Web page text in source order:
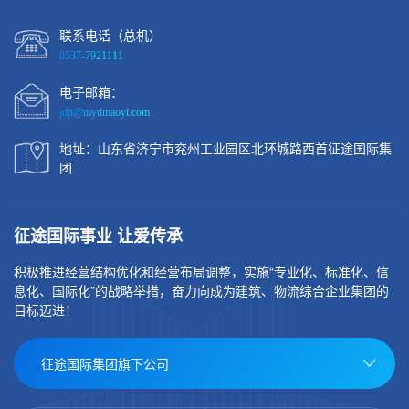
联系电话（总机）
0537-7921111
电子邮箱：
jdjt@mydmaoyi.com
地址：山东省济宁市兖州工业园区北环城路西首征途国际集
团
征途国际事业 让爱传承
积极推进经营结构优化和经营布局调整，实施“专业化、标准化、信
息化、国际化”的战略举措，奋力向成为建筑、物流综合企业集团的
目标迈进！
征途国际集团旗下公司